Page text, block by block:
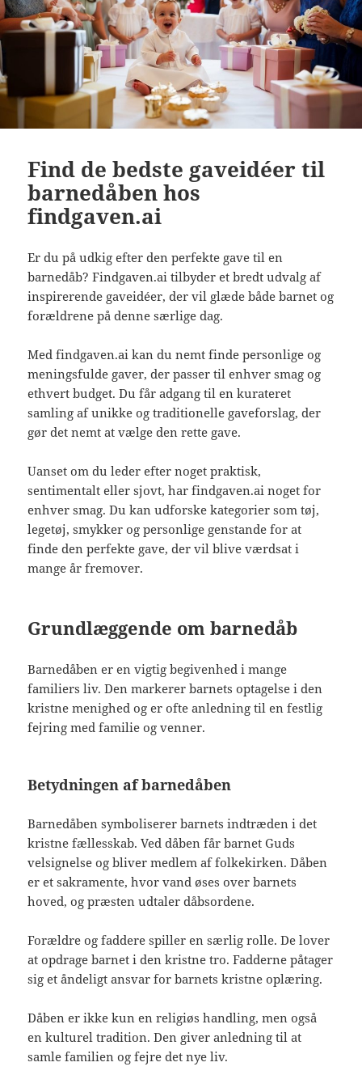
Find de bedste gaveidéer til
barnedåben hos
findgaven.ai
Er du på udkig efter den perfekte gave til en
barnedåb? Findgaven.ai tilbyder et bredt udvalg af
inspirerende gaveidéer, der vil glæde både barnet og
forældrene på denne særlige dag.
Med findgaven.ai kan du nemt finde personlige og
meningsfulde gaver, der passer til enhver smag og
ethvert budget. Du får adgang til en kurateret
samling af unikke og traditionelle gaveforslag, der
gør det nemt at vælge den rette gave.
Uanset om du leder efter noget praktisk,
sentimentalt eller sjovt, har findgaven.ai noget for
enhver smag. Du kan udforske kategorier som tøj,
legetøj, smykker og personlige genstande for at
finde den perfekte gave, der vil blive værdsat i
mange år fremover.
Grundlæggende om barnedåb
Barnedåben er en vigtig begivenhed i mange
familiers liv. Den markerer barnets optagelse i den
kristne menighed og er ofte anledning til en festlig
fejring med familie og venner.
Betydningen af barnedåben
Barnedåben symboliserer barnets indtræden i det
kristne fællesskab. Ved dåben får barnet Guds
velsignelse og bliver medlem af folkekirken. Dåben
er et sakramente, hvor vand øses over barnets
hoved, og præsten udtaler dåbsordene.
Forældre og faddere spiller en særlig rolle. De lover
at opdrage barnet i den kristne tro. Fadderne påtager
sig et åndeligt ansvar for barnets kristne oplæring.
Dåben er ikke kun en religiøs handling, men også
en kulturel tradition. Den giver anledning til at
samle familien og fejre det nye liv.